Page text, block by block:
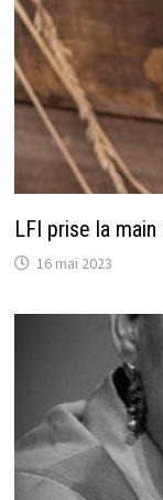
LFI prise la
16 mai 2023